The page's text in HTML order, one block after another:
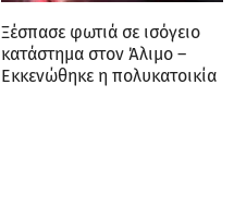
Ξέσπασε φωτιά σε ισόγειο
κατάστημα στον Άλιμο –
Εκκενώθηκε η πολυκατοικία